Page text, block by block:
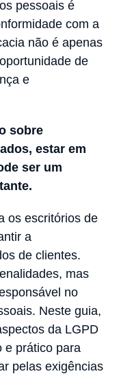
pessoais é
com a
não é apenas
de
e
sobre
estar em
ser um
os escritórios de
a
de clientes.
mas
no
Neste guia,
da LGPD
e prático para
pelas exigências